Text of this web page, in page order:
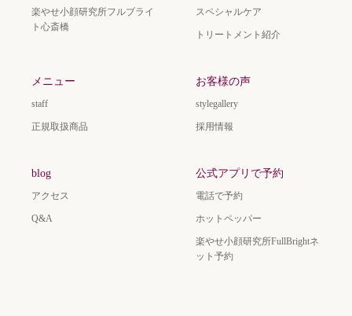
楽やせ小顔研究所フルブライ
ト心斎橋
スペシャルケア
トリートメント紹介
メニュー
staff
正規取扱商品
お客様の声
stylegallery
採用情報
blog
アクセス
Q&A
公式アプリで予約
電話で予約
ホットペッパー
楽やせ小顔研究所FullBrightネ
ット予約